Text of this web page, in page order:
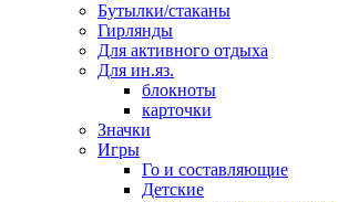
Бутылки/стаканы
Гирлянды
Для активного отдыха
Для ин.яз.
блокноты
карточки
Значки
Игры
Го и составляющие
Детские